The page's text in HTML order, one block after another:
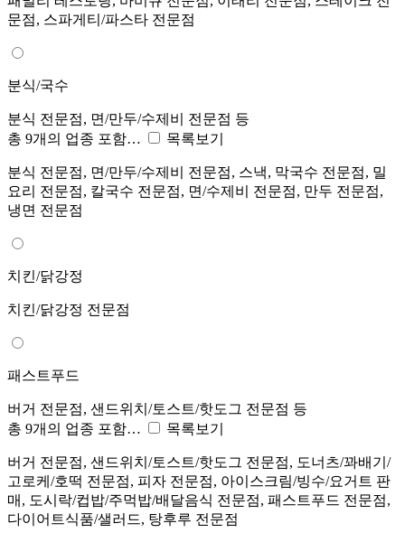
문점, 스파게티/파스타 전문점
분식/국수
분식 전문점, 면/만두/수제비 전문점 등
총 9개의 업종 포함…
목록보기
분식 전문점, 면/만두/수제비 전문점, 스낵, 막국수 전문점, 밀
요리 전문점, 칼국수 전문점, 면/수제비 전문점, 만두 전문점,
냉면 전문점
치킨/닭강정
치킨/닭강정 전문점
패스트푸드
버거 전문점, 샌드위치/토스트/핫도그 전문점 등
총 9개의 업종 포함…
목록보기
버거 전문점, 샌드위치/토스트/핫도그 전문점, 도너츠/꽈배기/
고로케/호떡 전문점, 피자 전문점, 아이스크림/빙수/요거트 판
매, 도시락/컵밥/주먹밥/배달음식 전문점, 패스트푸드 전문점,
다이어트식품/샐러드, 탕후루 전문점